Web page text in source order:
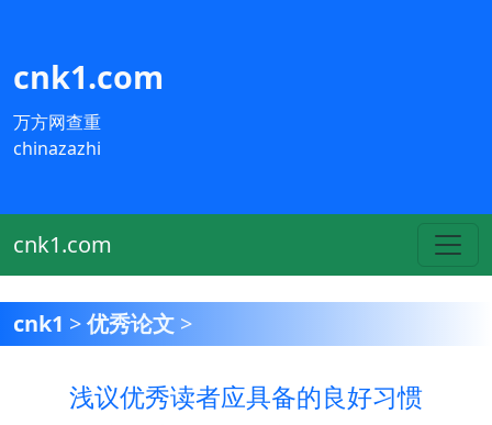
cnk1.com
万方网查重
chinazazhi
cnk1.com
cnk1 >优秀论文 >
浅议优秀读者应具备的良好习惯